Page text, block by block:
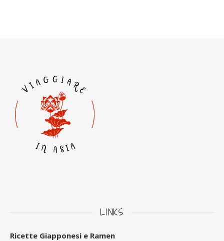
LINKS
Ricette Giapponesi e Ramen